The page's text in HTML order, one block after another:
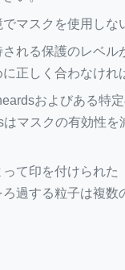
マスクを使用しな
れる保護のレベル
正しく合わなけれ
およびある特
はマスクの有効性を
て印を付けられた
過する粒子は複数